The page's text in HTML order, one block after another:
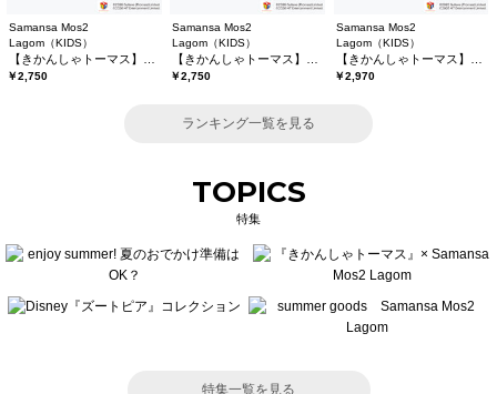
Samansa Mos2
Lagom（KIDS）
￥2,750
Samansa Mos2
Lagom（KIDS）
￥2,750
Samansa Mos2
Lagom（KIDS）
￥2,970
ランキング一覧を見る
TOPICS
特集
特集一覧を見る